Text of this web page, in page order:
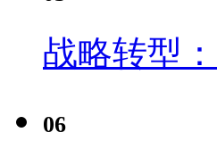
战略转型
06